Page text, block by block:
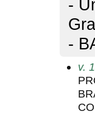
-
-
v.